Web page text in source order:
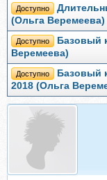
Доступно
(Ольга Веремеева)
Доступно
Базовый
Веремеева)
Доступно
Базовый
2018 (Ольга